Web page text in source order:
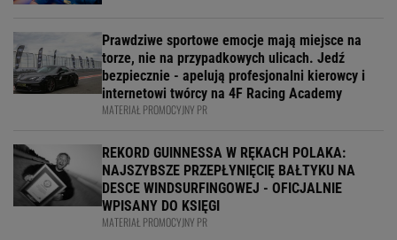
Prawdziwe sportowe emocje mają miejsce na
torze, nie na przypadkowych ulicach. Jedź
bezpiecznie - apelują profesjonalni kierowcy i
internetowi twórcy na 4F Racing Academy
MATERIAŁ PROMOCYJNY PR
REKORD GUINNESSA W RĘKACH POLAKA:
NAJSZYBSZE PRZEPŁYNIĘCIĘ BAŁTYKU NA
DESCE WINDSURFINGOWEJ - OFICJALNIE
WPISANY DO KSIĘGI
MATERIAŁ PROMOCYJNY PR